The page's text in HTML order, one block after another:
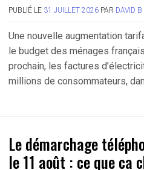
PUBLIÉ LE 31 JUILLET 2026 PAR DAVID B
Une nouvelle augmentation
le budget des ménages
prochain, les factures
millions de consommateurs,
Le démarchage
le 11 août : ce que ca